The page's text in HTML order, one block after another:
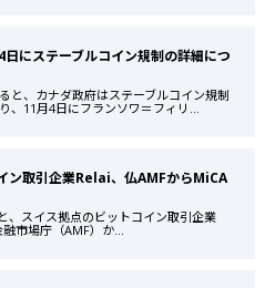
にステーブルコイン規制の詳細につ
と、カナダ政府はステーブルコイン規制
、11月4日にフランソワ＝フィリ ...
ン取引企業Relai、仏AMFからMiCA
スイス拠点のビットコイン取引企業
市場庁（AMF）か...